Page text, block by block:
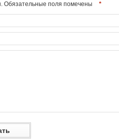
Обязательные поля помечены *